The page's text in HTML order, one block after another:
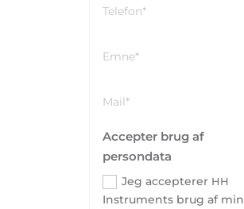
Accepter brug af
persondata
Jeg accepterer HH
Instruments brug af min